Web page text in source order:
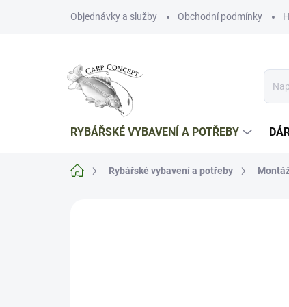
Objednávky a služby Obchodní podmínky
RYBÁŘSKÉ VYBAVENÍ A POTŘEBY
Domů Rybářské vybavení a potřeby